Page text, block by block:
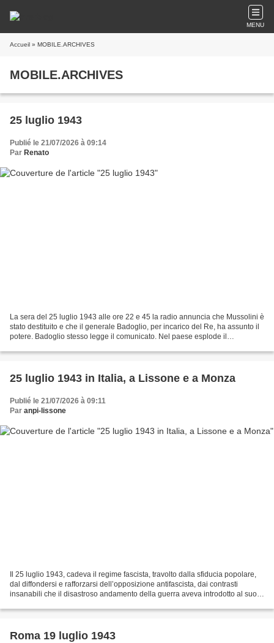
MENU
Accueil » MOBILE.ARCHIVES
MOBILE.ARCHIVES
25 luglio 1943
Publié le 21/07/2026 à 09:14
Par Renato
La sera del 25 luglio 1943 alle ore 22 e 45 la radio annuncia che Mussolini è
stato destituito e che il generale Badoglio, per incarico del Re, ha assunto il
potere. Badoglio stesso legge il comunicato. Nel paese esplode il
25 luglio 1943 in Italia, a Lissone e a Monza
Publié le 21/07/2026 à 09:11
Par anpi-lissone
Il 25 luglio 1943, cadeva il regime fascista, travolto dalla sfiducia popolare,
dal diffondersi e rafforzarsi dell’opposizione antifascista, dai contrasti
insanabili che il disastroso andamento della guerra aveva introdotto al suo
Roma 19 luglio 1943